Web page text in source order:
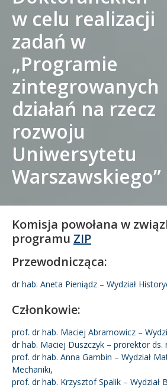
Kandydat
Absolwent
w celu realizacji
zadań w
„Programie
zintegrowanych
działań na rzecz
rozwoju
Uniwersytetu
Warszawskiego”
Komisja powołana w
programu ZIP
Przewodnicząca:
dr hab. Aneta Pieniądz – Wydział
Członkowie:
prof. dr hab. Maciej Abramowicz –
dr hab. Maciej Duszczyk – prorektor ds.
prof. dr hab. Anna Gambin – Wydział
Mechaniki,
prof. dr hab. Krzysztof Spalik – Wydział